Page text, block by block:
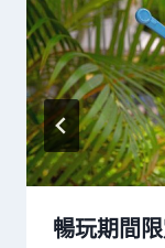
暢玩期間